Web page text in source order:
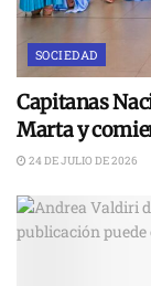
SOCIEDAD
Capitanas
Marta y
24 DE JULIO DE 2026